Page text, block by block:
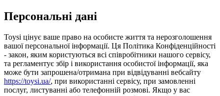
Персональні дані
Toysi цінує ваше право на особисте життя та нерозголошення
вашої персональної інформації. Ця Політика Конфіденційності
- закон, яким користуються всі співробітники нашого сервісу,
та регламентує збір і використання особистої інформації, яка
може бути запрошена/отримана при відвідуванні вебсайту
https://toysi.ua/, при використанні сервісу, при замовленні
послуг, листуванні або телефонній розмові. Якщо у вас